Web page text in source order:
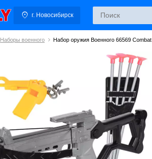
г. Новосибирск
Наборы военного Набор оружия Военного 66569 Combat